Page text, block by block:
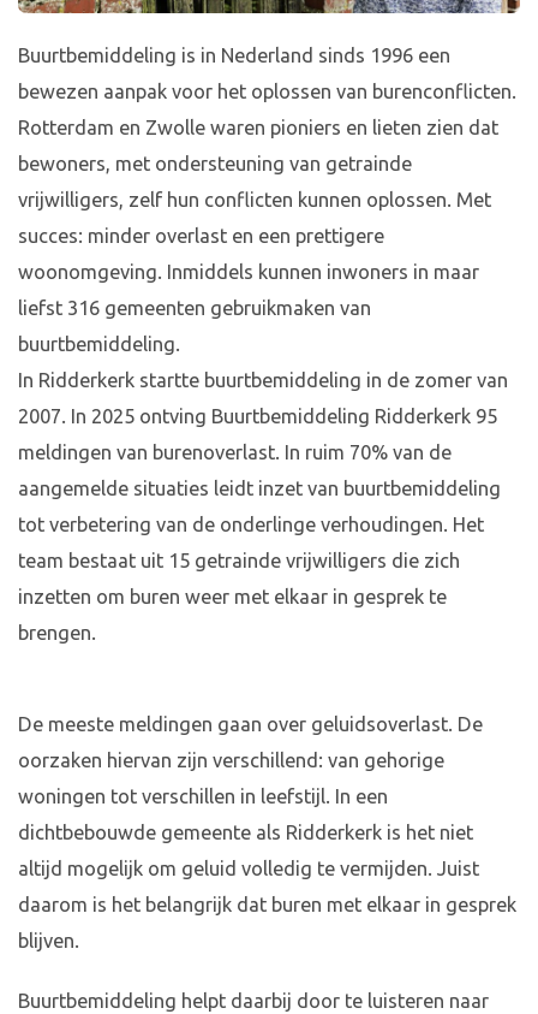
Buurtbemiddeling is in Nederland sinds 1996 een
bewezen aanpak voor het oplossen van burenconflicten.
Rotterdam en Zwolle waren pioniers en lieten zien dat
bewoners, met ondersteuning van getrainde
vrijwilligers, zelf hun conflicten kunnen oplossen. Met
succes: minder overlast en een prettigere
woonomgeving. Inmiddels kunnen inwoners in maar
liefst 316 gemeenten gebruikmaken van
buurtbemiddeling.
In Ridderkerk startte buurtbemiddeling in de zomer van
2007. In 2025 ontving Buurtbemiddeling Ridderkerk 95
meldingen van burenoverlast. In ruim 70% van de
aangemelde situaties leidt inzet van buurtbemiddeling
tot verbetering van de onderlinge verhoudingen. Het
team bestaat uit 15 getrainde vrijwilligers die zich
inzetten om buren weer met elkaar in gesprek te
brengen.
De meeste meldingen gaan over geluidsoverlast. De
oorzaken hiervan zijn verschillend: van gehorige
woningen tot verschillen in leefstijl. In een
dichtbebouwde gemeente als Ridderkerk is het niet
altijd mogelijk om geluid volledig te vermijden. Juist
daarom is het belangrijk dat buren met elkaar in gesprek
blijven.
Buurtbemiddeling helpt daarbij door te luisteren naar